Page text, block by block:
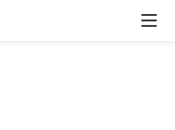
폼의 투명성과 건전성